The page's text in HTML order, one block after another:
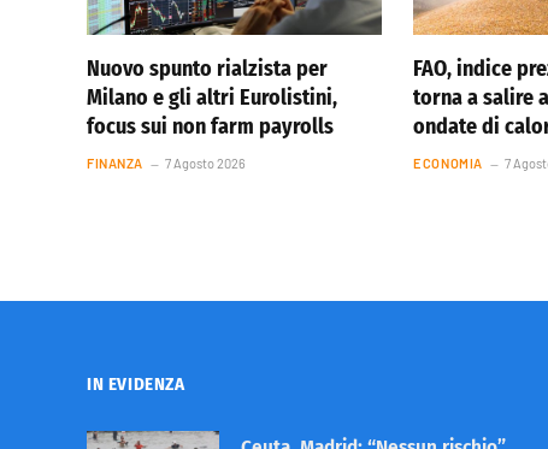
Nuovo spunto rialzista per
Milano e gli altri Eurolistini,
focus sui non farm payrolls
FINANZA 7 Agosto 2026
FAO, indice
torna a salire
ondate di
ECONOMIA 7
IN EVIDENZA